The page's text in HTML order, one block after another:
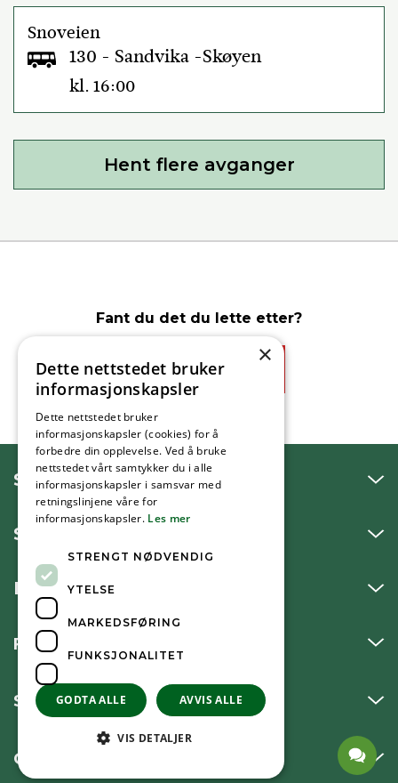
Snoveien
130 - Sandvika -Skøyen
kl. 16:00
Hent flere avganger
Fant du det du lette etter?
Ja
SNAKK MED OSS
SKRIV TIL OSS
BESØK OSS
FØLG OSS
SNARVEIER
OM KOMMUNEN
×
Dette nettstedet bruker
informasjonskapsler
Dette nettstedet bruker
informasjonskapsler (cookies) for å
forbedre din opplevelse. Ved å bruke
nettstedet vårt samtykker du i alle
informasjonskapsler i samsvar med
retningslinjene våre for
informasjonskapsler. Les mer
STRENGT NØDVENDIG
YTELSE
MARKEDSFØRING
FUNKSJONALITET
GODTA ALLE AVVIS ALLE
VIS DETALJER